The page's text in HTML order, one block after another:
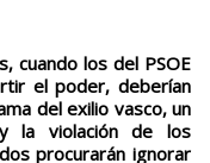
cuando los del PSOE
el poder, deberían
del exilio vasco, un
la violación de los
procurarán ignorar